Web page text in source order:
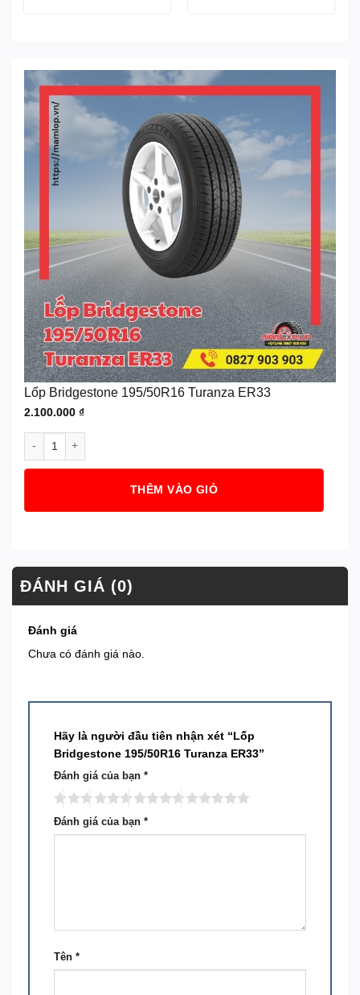
Lốp Bridgestone 195/50R16 Turanza ER33
2.100.000 ₫
Lốp Bridgestone 195/50R16 Turanza ER33 số lượng
THÊM VÀO GIỎ
ĐÁNH GIÁ (0)
Đánh giá
Chưa có đánh giá nào.
Hãy là người đầu tiên nhận xét “Lốp
Bridgestone 195/50R16 Turanza ER33”
Đánh giá của bạn *
Đánh giá của bạn *
Tên *